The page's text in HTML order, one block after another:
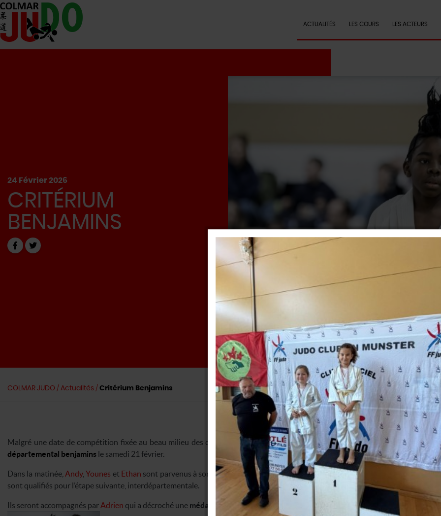
ACTUALITÉS LES COURS LES ACTEURS
24 Février2026
CRITÉRIUM
BENJAMINS
COLMAR JUDO / Actualités / Critérium Benjamins
Malgré une date de compétition fixée au beau milieu des congés scolaires qui a privé quelques-uns de nos jeunes benjamins
départemental benjamins le samedi 21 février.
Dans la matinée, Andy,Younes et Ethan sont parvenus à sortir de leur poule et à intégrer le tableau final ; si pour
sont qualifiés pour l’étape suivante, interdépartementale.
Ils seront accompagnés par Adrien qui a décroché une médaille de bronze et par première marche du podium